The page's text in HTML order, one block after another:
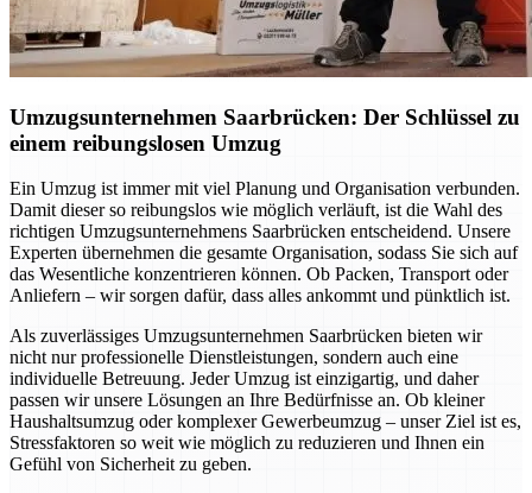
Umzugsunternehmen Saarbrücken: Der Schlüssel zu
einem reibungslosen Umzug
Ein Umzug ist immer mit viel Planung und Organisation verbunden.
Damit dieser so reibungslos wie möglich verläuft, ist die Wahl des
richtigen Umzugsunternehmens Saarbrücken entscheidend. Unsere
Experten übernehmen die gesamte Organisation, sodass Sie sich auf
das Wesentliche konzentrieren können. Ob Packen, Transport oder
Anliefern – wir sorgen dafür, dass alles ankommt und pünktlich ist.
Als zuverlässiges Umzugsunternehmen Saarbrücken bieten wir
nicht nur professionelle Dienstleistungen, sondern auch eine
individuelle Betreuung. Jeder Umzug ist einzigartig, und daher
passen wir unsere Lösungen an Ihre Bedürfnisse an. Ob kleiner
Haushaltsumzug oder komplexer Gewerbeumzug – unser Ziel ist es,
Stressfaktoren so weit wie möglich zu reduzieren und Ihnen ein
Gefühl von Sicherheit zu geben.